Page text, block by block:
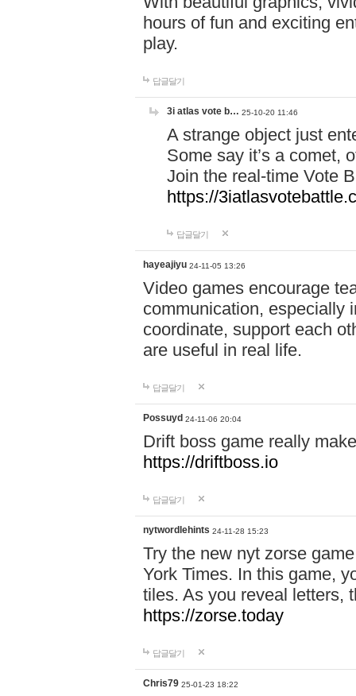
hours of fun and exciting
play.
답글달기
3i atlas vote b… 25-10-20 11:46
A strange object just
Some say it’s a comet,
Join the real-time Vote
https://
답글달기
hayeajiyu 24-11-05 13:26
Video games encourage
communication, especially
coordinate, support each
are useful in real life.
답글달기
Possuyd 24-11-06 20:04
Drift boss game really
https://driftboss.io
답글달기
nytwordlehints 24-11-28 15:23
Try the new nyt zorse
York Times. In this game,
tiles. As you reveal letters,
https://zorse.today
답글달기
Chris79 25-01-23 18:22